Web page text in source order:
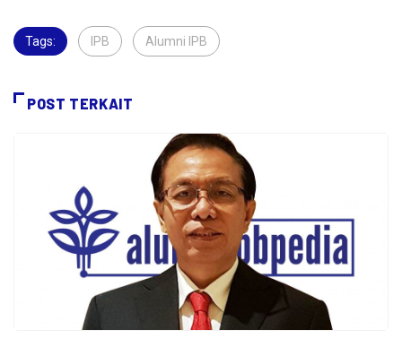
Tags: IPB Alumni IPB
POST TERKAIT